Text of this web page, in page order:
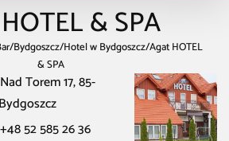
& SPA
/Bydgoszcz/Hotel w Bydgoszcz/Agat HOTEL
& SPA
Nad Torem 17, 85-
+48 52 585 26 36